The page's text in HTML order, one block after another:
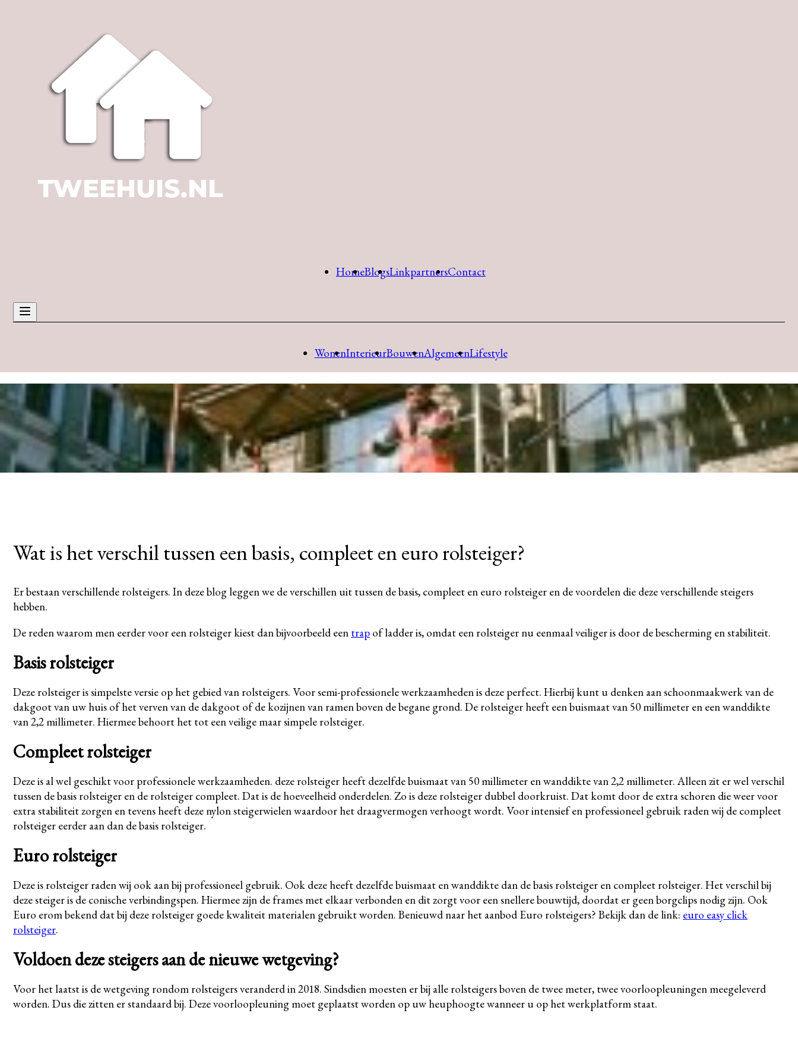
HomeBlogsLinkpartnersContact
WonenInterieurBouwenAlgemeenLifestyle
Wat is het verschil tussen een basis, compleet en euro rolsteiger?
Er bestaan verschillende rolsteigers. In deze blog leggen we de verschillen uit tussen de basis, compleet en euro rolsteiger en de voordelen die deze verschillende steigers
hebben.
De reden waarom men eerder voor een rolsteiger kiest dan bijvoorbeeld een trap of ladder is, omdat een rolsteiger nu eenmaal veiliger is door de bescherming en stabiliteit.
Basis rolsteiger
Deze rolsteiger is simpelste versie op het gebied van rolsteigers. Voor semi-professionele werkzaamheden is deze perfect. Hierbij kunt u denken aan schoonmaakwerk van de
dakgoot van uw huis of het verven van de dakgoot of de kozijnen van ramen boven de begane grond. De rolsteiger heeft een buismaat van 50 millimeter en een wanddikte
van 2,2 millimeter. Hiermee behoort het tot een veilige maar simpele rolsteiger.
Compleet rolsteiger
Deze is al wel geschikt voor professionele werkzaamheden. deze rolsteiger heeft dezelfde buismaat van 50 millimeter en wanddikte van 2,2 millimeter. Alleen zit er wel verschil
tussen de basis rolsteiger en de rolsteiger compleet. Dat is de hoeveelheid onderdelen. Zo is deze rolsteiger dubbel doorkruist. Dat komt door de extra schoren die weer voor
extra stabiliteit zorgen en tevens heeft deze nylon steigerwielen waardoor het draagvermogen verhoogt wordt. Voor intensief en professioneel gebruik raden wij de compleet
rolsteiger eerder aan dan de basis rolsteiger.
Euro rolsteiger
Deze is rolsteiger raden wij ook aan bij professioneel gebruik. Ook deze heeft dezelfde buismaat en wanddikte dan de basis rolsteiger en compleet rolsteiger. Het verschil bij
deze steiger is de conische verbindingspen. Hiermee zijn de frames met elkaar verbonden en dit zorgt voor een snellere bouwtijd, doordat er geen borgclips nodig zijn. Ook
Euro erom bekend dat bij deze rolsteiger goede kwaliteit materialen gebruikt worden. Benieuwd naar het aanbod Euro rolsteigers? Bekijk dan de link: euro easy click
rolsteiger.
Voldoen deze steigers aan de nieuwe wetgeving?
Voor het laatst is de wetgeving rondom rolsteigers veranderd in 2018. Sindsdien moesten er bij alle rolsteigers boven de twee meter, twee voorloopleuningen meegeleverd
worden. Dus die zitten er standaard bij. Deze voorloopleuning moet geplaatst worden op uw heuphoogte wanneer u op het werkplatform staat.